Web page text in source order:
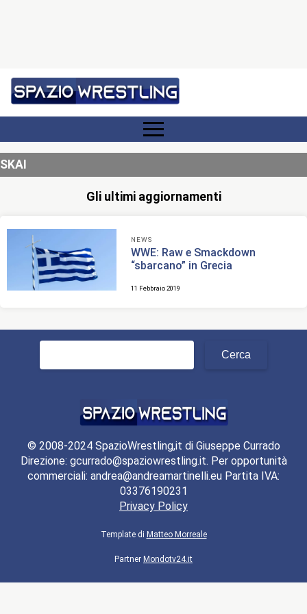
SKAI
Gli ultimi aggiornamenti
NEWS
WWE: Raw e Smackdown
“sbarcano” in Grecia
11 Febbraio 2019
Ricerca
© 2008-2024 SpazioWrestling,it di Giuseppe Currado
Direzione: gcurrado@spaziowrestling.it. Per opportunità
commerciali: andrea@andreamartinelli.eu Partita IVA:
03376190231
Privacy Policy
Template di Matteo Morreale
Partner Mondotv24.it